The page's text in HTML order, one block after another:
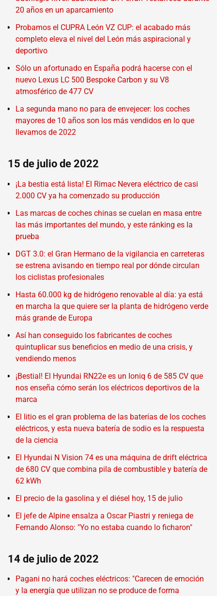
20 años en un aparcamiento
Probamos el CUPRA León VZ CUP: el acabado más
completo eleva el nivel del León más aspiracional y
deportivo
Sólo un afortunado en España podrá hacerse con el
nuevo Lexus LC 500 Bespoke Carbon y su V8
atmosférico de 477 CV
La segunda mano no para de envejecer: los coches
mayores de 10 años son los más vendidos en lo que
llevamos de 2022
15 de julio de 2022
¡La bestia está lista! El Rimac Nevera eléctrico de casi
2.000 CV ya ha comenzado su producción
Las marcas de coches chinas se cuelan en masa entre
las más importantes del mundo, y este ránking es la
prueba
DGT 3.0: el Gran Hermano de la vigilancia en carreteras
se estrena avisando en tiempo real por dónde circulan
los ciclistas profesionales
Hasta 60.000 kg de hidrógeno renovable al día: ya está
en marcha la que quiere ser la planta de hidrógeno verde
más grande de Europa
Así han conseguido los fabricantes de coches
quintuplicar sus beneficios en medio de una crisis, y
vendiendo menos
¡Bestial! El Hyundai RN22e es un Ioniq 6 de 585 CV que
nos enseña cómo serán los eléctricos deportivos de la
marca
El litio es el gran problema de las baterías de los coches
eléctricos, y esta nueva batería de sodio es la respuesta
de la ciencia
El Hyundai N Vision 74 es una máquina de drift eléctrica
de 680 CV que combina pila de combustible y batería de
62 kWh
El precio de la gasolina y el diésel hoy, 15 de julio
El jefe de Alpine ensalza a Oscar Piastri y reniega de
Fernando Alonso: "Yo no estaba cuando lo ficharon"
14 de julio de 2022
Pagani no hará coches eléctricos: "Carecen de emoción
y la energía que utilizan no se produce de forma